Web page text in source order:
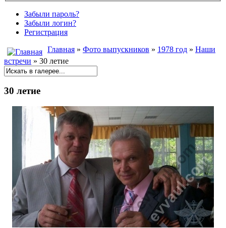
Забыли пароль?
Забыли логин?
Регистрация
Главная » Фото выпускников » 1978 год » Наши
встречи » 30 летие
30 летие